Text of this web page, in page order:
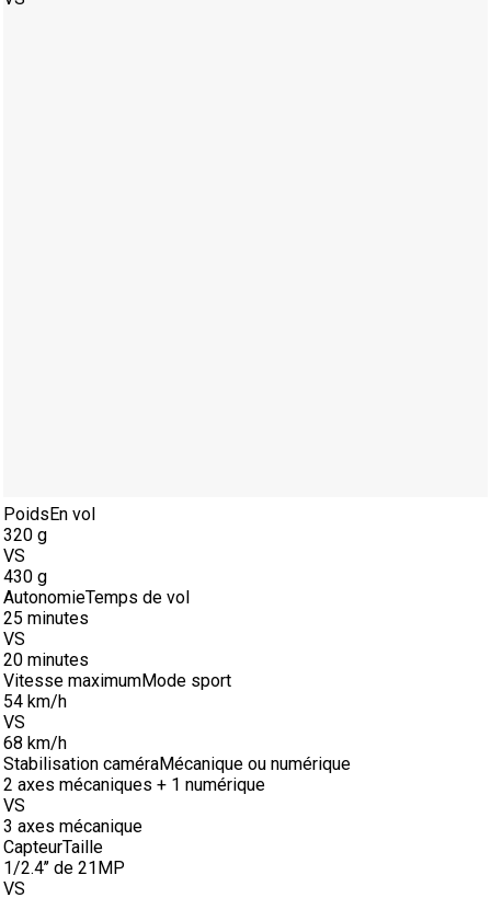
PoidsEn vol
320 g
VS
430 g
AutonomieTemps de vol
25 minutes
VS
20 minutes
Vitesse maximumMode sport
54 km/h
VS
68 km/h
Stabilisation caméraMécanique ou numérique
2 axes mécaniques + 1 numérique
VS
3 axes mécanique
CapteurTaille
1/2.4’’ de 21MP
VS